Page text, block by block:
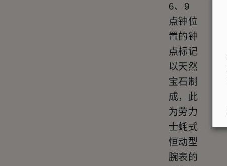
6、9
点钟位
置的钟
点标记
以天然
宝石制
成，此
为劳力
士蚝式
恒动型
腕表的